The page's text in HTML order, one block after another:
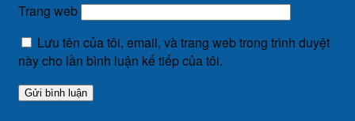
Trang web
Lưu tên của tôi, email, và trang web trong trình duyệt
này cho lần bình luận kế tiếp của tôi.